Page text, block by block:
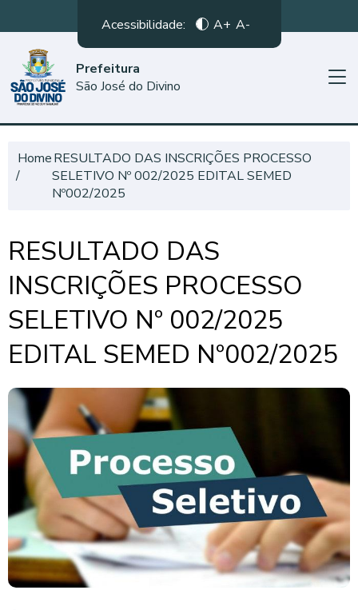
Acessibilidade: A+ A-
Prefeitura
São José do Divino
HomeRESULTADO DAS INSCRIÇÕES PROCESSO
SELETIVO Nº 002/2025 EDITAL SEMED
Nº002/2025
RESULTADO DAS
INSCRIÇÕES PROCESSO
SELETIVO Nº 002/2025
EDITAL SEMED Nº002/2025